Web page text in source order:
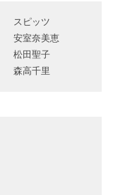
スピッツ
安室奈美恵
松田聖子
森高千里